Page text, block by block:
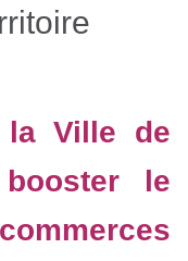
la Ville de
le